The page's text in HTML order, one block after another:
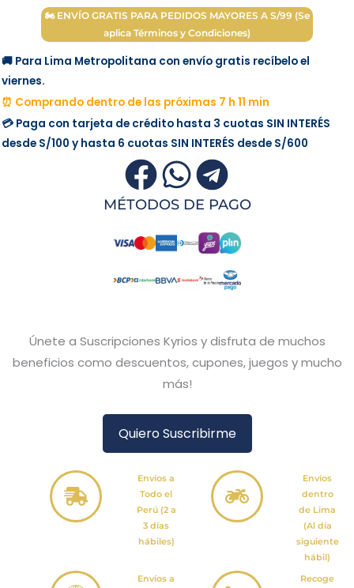
🏍 ENVÍO GRATIS PARA PEDIDOS MAYORES A S/99 (Se
aplica Términos y Condiciones)
🚚 Para Lima Metropolitana con envío gratis recíbelo el
viernes.
⏰ Comprando dentro de las próximas 7 h 11 min
💳 Paga con tarjeta de crédito hasta 3 cuotas SIN INTERÉS
desde S/100 y hasta 6 cuotas SIN INTERÉS desde S/600
MÉTODOS DE PAGO
Únete a Suscripciones Kyrios y disfruta de muchos
beneficios como descuentos, cupones, juegos y mucho
más!
Quiero Suscribirme
Envíos a
Todo el
Perú (2 a
3 días
hábiles)
Envíos
dentro
de Lima
(Al día
siguiente
hábil)
Envíos a
Recoge